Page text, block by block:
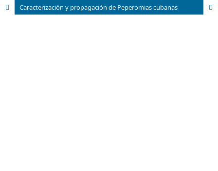
Caracterización y propagación de Peperomias cubanas